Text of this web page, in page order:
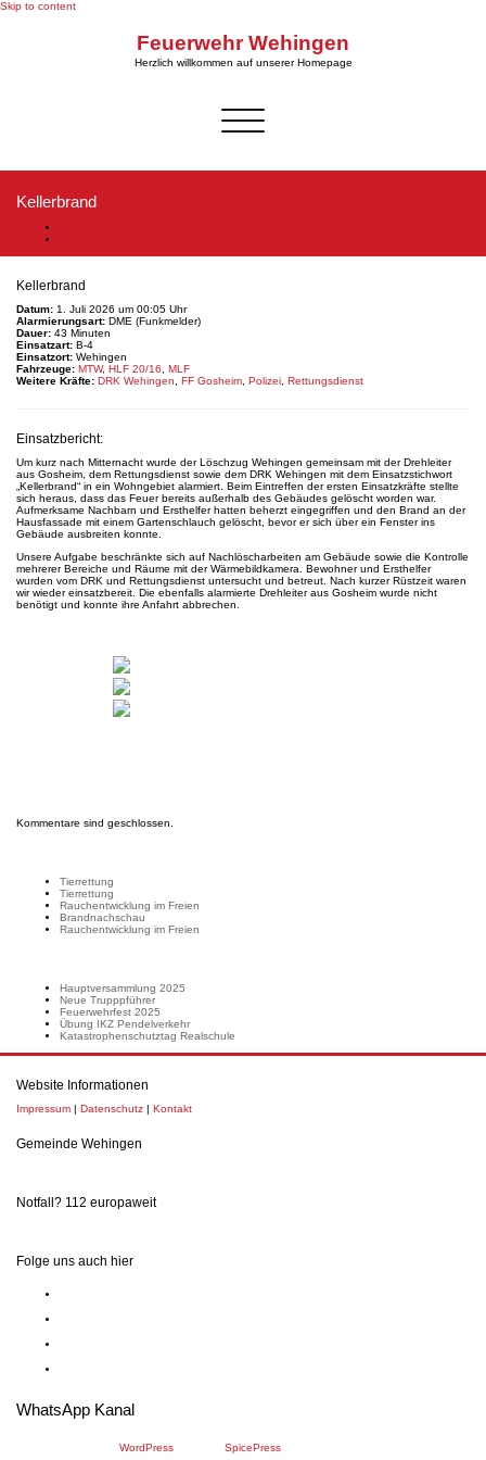
Skip to content
Feuerwehr Wehingen
Herzlich willkommen auf unserer Homepage
Schalte Navigation
Kellerbrand
Kellerbrand
Datum: 1. Juli 2026 um 00:05 Uhr
Alarmierungsart: DME (Funkmelder)
Dauer: 43 Minuten
Einsatzart: B-4
Einsatzort: Wehingen
Fahrzeuge: MTW, HLF 20/16
MLF
Weitere Kräfte: DRK Wehingen FF Gosheim Polizei Rettungsdienst
Einsatzbericht:
Um kurz nach Mitternacht wurde der Löschzug Wehingen gemeinsam mit der Drehleiter
aus Gosheim, dem Rettungsdienst sowie dem DRK Wehingen mit dem Einsatzstichwort
„Kellerbrand“ in ein Wohngebiet alarmiert. Beim Eintreffen der ersten Einsatzkräfte stellte
sich heraus, dass das Feuer bereits außerhalb des Gebäudes gelöscht worden war.
Aufmerksame Nachbarn und Ersthelfer hatten beherzt eingegriffen und den Brand an der
Hausfassade mit einem Gartenschlauch gelöscht, bevor er sich über ein Fenster ins
Gebäude ausbreiten konnte.
Unsere Aufgabe beschränkte sich auf Nachlöscharbeiten am Gebäude sowie die Kontrolle
mehrerer Bereiche und Räume mit der Wärmebildkamera. Bewohner und Ersthelfer
wurden vom DRK und Rettungsdienst untersucht und betreut. Nach kurzer Rüstzeit waren
wir wieder einsatzbereit. Die ebenfalls alarmierte Drehleiter aus Gosheim wurde nicht
benötigt und konnte ihre Anfahrt abbrechen.
Kommentare sind geschlossen.
Tierrettung
Tierrettung
Rauchentwicklung im Freien
Brandnachschau
Rauchentwicklung im Freien
Hauptversammlung 2025
Neue Trupppführer
Feuerwehrfest 2025
Übung IKZ Pendelverkehr
Katastrophenschutztag Realschule
Website Informationen
Impressum | Datenschutz | Kontakt
Gemeinde Wehingen
Notfall? 112 europaweit
Folge uns auch hier
WhatsApp Kanal
WordPress SpicePress